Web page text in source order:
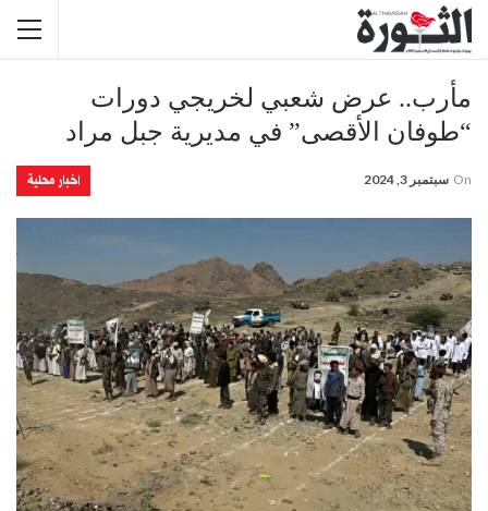
مأرب.. عرض شعبي لخريجي دورات
“طوفان الأقصى” في مديرية جبل مراد
اخبار محلية On سبتمبر 3, 2024